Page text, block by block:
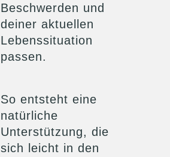
Beschwerden und
deiner aktuellen
Lebenssituation
passen.
So entsteht eine
natürliche
Unterstützung, die
sich leicht in den